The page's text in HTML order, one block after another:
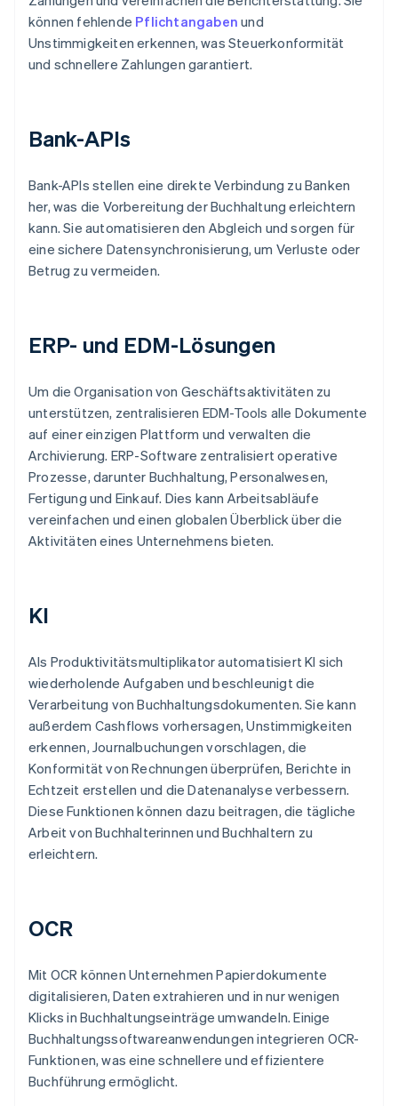
können fehlende Pflichtangaben und
Unstimmigkeiten erkennen, was Steuerkonformität
und schnellere Zahlungen garantiert.
Bank-APIs
Bank-APIs stellen eine direkte Verbindung zu Banken
her, was die Vorbereitung der Buchhaltung erleichtern
kann. Sie automatisieren den Abgleich und sorgen für
eine sichere Datensynchronisierung, um Verluste oder
Betrug zu vermeiden.
ERP- und EDM-Lösungen
Um die Organisation von Geschäftsaktivitäten zu
unterstützen, zentralisieren EDM-Tools alle Dokumente
auf einer einzigen Plattform und verwalten die
Archivierung. ERP-Software zentralisiert operative
Prozesse, darunter Buchhaltung, Personalwesen,
Fertigung und Einkauf. Dies kann Arbeitsabläufe
vereinfachen und einen globalen Überblick über die
Aktivitäten eines Unternehmens bieten.
KI
Als Produktivitätsmultiplikator automatisiert KI sich
wiederholende Aufgaben und beschleunigt die
Verarbeitung von Buchhaltungsdokumenten. Sie kann
außerdem Cashflows vorhersagen, Unstimmigkeiten
erkennen, Journalbuchungen vorschlagen, die
Konformität von Rechnungen überprüfen, Berichte in
Echtzeit erstellen und die Datenanalyse verbessern.
Diese Funktionen können dazu beitragen, die tägliche
Arbeit von Buchhalterinnen und Buchhaltern zu
erleichtern.
OCR
Mit OCR können Unternehmen Papierdokumente
digitalisieren, Daten extrahieren und in nur wenigen
Klicks in Buchhaltungseinträge umwandeln. Einige
Buchhaltungssoftwareanwendungen integrieren OCR-
Funktionen, was eine schnellere und effizientere
Buchführung ermöglicht.